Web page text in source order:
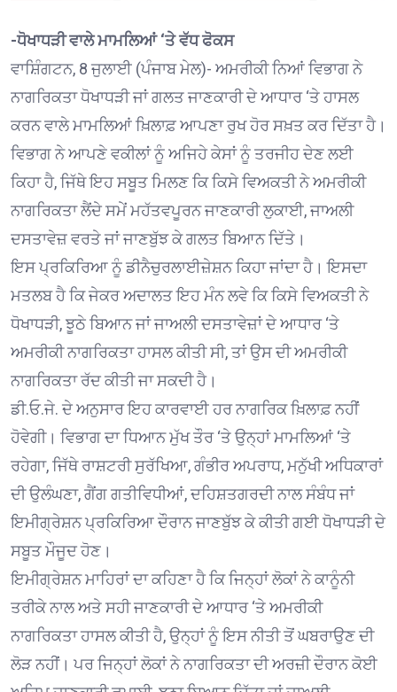
-ਧੋਖਾਧੜੀ ਵਾਲੇ ਮਾਮਲਿਆਂ ‘ਤੇ ਵੱਧ ਫੋਕਸ
ਵਾਸ਼ਿੰਗਟਨ, 8 ਜੁਲਾਈ (ਪੰਜਾਬ ਮੇਲ)- ਅਮਰੀਕੀ ਨਿਆਂ ਵਿਭਾਗ ਨੇ
ਨਾਗਰਿਕਤਾ ਧੋਖਾਧੜੀ ਜਾਂ ਗਲਤ ਜਾਣਕਾਰੀ ਦੇ ਆਧਾਰ ‘ਤੇ ਹਾਸਲ
ਕਰਨ ਵਾਲੇ ਮਾਮਲਿਆਂ ਖ਼ਿਲਾਫ਼ ਆਪਣਾ ਰੁਖ ਹੋਰ ਸਖ਼ਤ ਕਰ ਦਿੱਤਾ ਹੈ।
ਵਿਭਾਗ ਨੇ ਆਪਣੇ ਵਕੀਲਾਂ ਨੂੰ ਅਜਿਹੇ ਕੇਸਾਂ ਨੂੰ ਤਰਜੀਹ ਦੇਣ ਲਈ
ਕਿਹਾ ਹੈ, ਜਿੱਥੇ ਇਹ ਸਬੂਤ ਮਿਲਣ ਕਿ ਕਿਸੇ ਵਿਅਕਤੀ ਨੇ ਅਮਰੀਕੀ
ਨਾਗਰਿਕਤਾ ਲੈਂਦੇ ਸਮੇਂ ਮਹੱਤਵਪੂਰਨ ਜਾਣਕਾਰੀ ਲੁਕਾਈ, ਜਾਅਲੀ
ਦਸਤਾਵੇਜ਼ ਵਰਤੇ ਜਾਂ ਜਾਣਬੁੱਝ ਕੇ ਗਲਤ ਬਿਆਨ ਦਿੱਤੇ।
ਇਸ ਪ੍ਰਕਿਰਿਆ ਨੂੰ ਡੀਨੈਚੁਰਲਾਈਜ਼ੇਸ਼ਨ ਕਿਹਾ ਜਾਂਦਾ ਹੈ। ਇਸਦਾ
ਮਤਲਬ ਹੈ ਕਿ ਜੇਕਰ ਅਦਾਲਤ ਇਹ ਮੰਨ ਲਵੇ ਕਿ ਕਿਸੇ ਵਿਅਕਤੀ ਨੇ
ਧੋਖਾਧੜੀ, ਝੂਠੇ ਬਿਆਨ ਜਾਂ ਜਾਅਲੀ ਦਸਤਾਵੇਜ਼ਾਂ ਦੇ ਆਧਾਰ ‘ਤੇ
ਅਮਰੀਕੀ ਨਾਗਰਿਕਤਾ ਹਾਸਲ ਕੀਤੀ ਸੀ, ਤਾਂ ਉਸ ਦੀ ਅਮਰੀਕੀ
ਨਾਗਰਿਕਤਾ ਰੱਦ ਕੀਤੀ ਜਾ ਸਕਦੀ ਹੈ।
ਡੀ.ਓ.ਜੇ. ਦੇ ਅਨੁਸਾਰ ਇਹ ਕਾਰਵਾਈ ਹਰ ਨਾਗਰਿਕ ਖ਼ਿਲਾਫ਼ ਨਹੀਂ
ਹੋਵੇਗੀ। ਵਿਭਾਗ ਦਾ ਧਿਆਨ ਮੁੱਖ ਤੌਰ ‘ਤੇ ਉਨ੍ਹਾਂ ਮਾਮਲਿਆਂ ‘ਤੇ
ਰਹੇਗਾ, ਜਿੱਥੇ ਰਾਸ਼ਟਰੀ ਸੁਰੱਖਿਆ, ਗੰਭੀਰ ਅਪਰਾਧ, ਮਨੁੱਖੀ ਅਧਿਕਾਰਾਂ
ਦੀ ਉਲੰਘਣਾ, ਗੈਂਗ ਗਤੀਵਿਧੀਆਂ, ਦਹਿਸ਼ਤਗਰਦੀ ਨਾਲ ਸੰਬੰਧ ਜਾਂ
ਇਮੀਗ੍ਰੇਸ਼ਨ ਪ੍ਰਕਿਰਿਆ ਦੌਰਾਨ ਜਾਣਬੁੱਝ ਕੇ ਕੀਤੀ ਗਈ ਧੋਖਾਧੜੀ ਦੇ
ਸਬੂਤ ਮੌਜੂਦ ਹੋਣ।
ਇਮੀਗ੍ਰੇਸ਼ਨ ਮਾਹਿਰਾਂ ਦਾ ਕਹਿਣਾ ਹੈ ਕਿ ਜਿਨ੍ਹਾਂ ਲੋਕਾਂ ਨੇ ਕਾਨੂੰਨੀ
ਤਰੀਕੇ ਨਾਲ ਅਤੇ ਸਹੀ ਜਾਣਕਾਰੀ ਦੇ ਆਧਾਰ ‘ਤੇ ਅਮਰੀਕੀ
ਨਾਗਰਿਕਤਾ ਹਾਸਲ ਕੀਤੀ ਹੈ, ਉਨ੍ਹਾਂ ਨੂੰ ਇਸ ਨੀਤੀ ਤੋਂ ਘਬਰਾਉਣ ਦੀ
ਲੋੜ ਨਹੀਂ। ਪਰ ਜਿਨ੍ਹਾਂ ਲੋਕਾਂ ਨੇ ਨਾਗਰਿਕਤਾ ਦੀ ਅਰਜ਼ੀ ਦੌਰਾਨ ਕੋਈ